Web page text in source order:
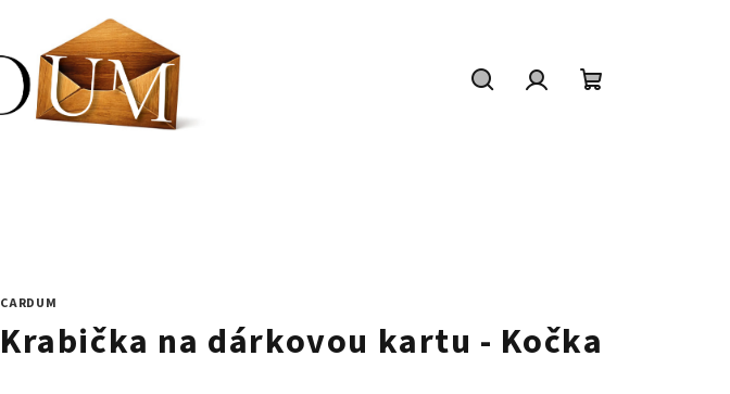
CARDUM
Krabička na dárkovou kartu - Kočka